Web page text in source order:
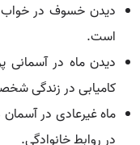
دیدن خسوف در خواب
است.
دیدن ماه در آسمانی
کامیابی در زندگی
ماه غیرعادی در
در روابط خانوادگی.